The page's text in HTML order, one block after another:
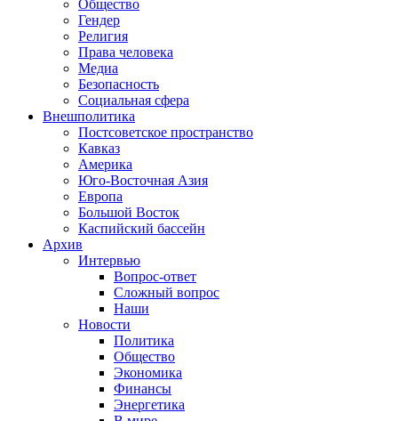
Общество
Гендер
Религия
Права человека
Медиа
Безопасность
Социальная сфера
Внешполитика
Постсоветское пространство
Кавказ
Америка
Юго-Восточная Азия
Европа
Большой Восток
Каспийский бассейн
Архив
Интервью
Вопрос-ответ
Сложный вопрос
Наши
Новости
Политика
Общество
Экономика
Финансы
Энергетика